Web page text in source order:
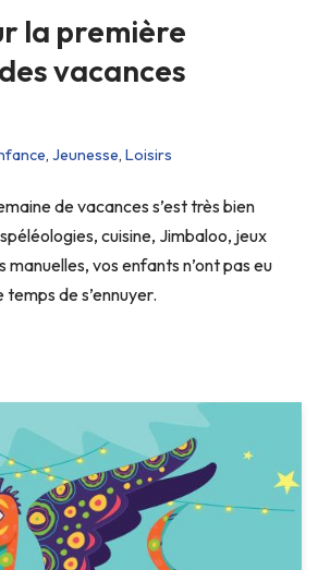
la première
vacances
, Jeunesse, Loisirs
de vacances s’est très bien
cuisine, Jimbaloo, jeux
vos enfants n’ont pas eu
temps de s’ennuyer.